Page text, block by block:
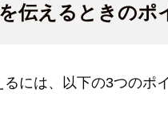
伝えるときのポ
には、以下の3つのポ